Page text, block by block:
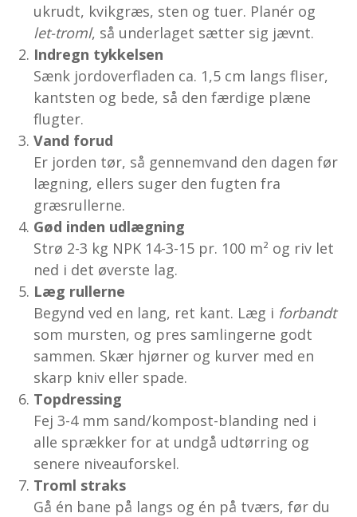
ukrudt, kvikgræs, sten og tuer. Planér og
let-troml, så underlaget sætter sig jævnt.
Indregn tykkelsen
Sænk jordoverfladen ca. 1,5 cm langs fliser,
kantsten og bede, så den færdige plæne
flugter.
Vand forud
Er jorden tør, så gennemvand den dagen før
lægning, ellers suger den fugten fra
græsrullerne.
Gød inden udlægning
Strø 2-3 kg NPK 14-3-15 pr. 100 m² og riv let
ned i det øverste lag.
Læg rullerne
Begynd ved en lang, ret kant. Læg i forbandt
som mursten, og pres samlingerne godt
sammen. Skær hjørner og kurver med en
skarp kniv eller spade.
Topdressing
Fej 3-4 mm sand/kompost-blanding ned i
alle sprækker for at undgå udtørring og
senere niveauforskel.
Troml straks
Gå én bane på langs og én på tværs, før du